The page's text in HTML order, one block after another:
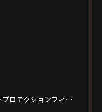
テクションフィルム）